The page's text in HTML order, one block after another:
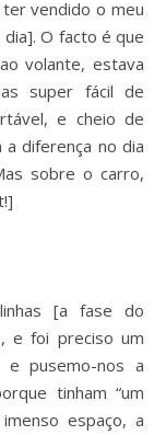
vendido o meu
O facto é que
volante, estava
super fácil de
e cheio de
diferença no dia
sobre o carro,
[a fase do
e foi preciso um
e pusemo-nos a
tinham “um
espaço, a